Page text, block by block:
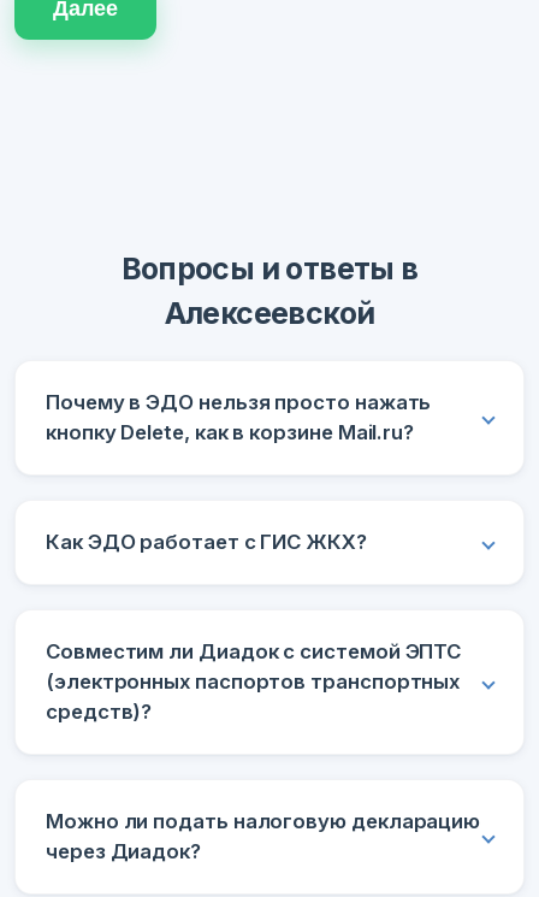
Далее
Вопросы и ответы в
Алексеевской
Почему в ЭДО нельзя просто нажать
кнопку Delete, как в корзине Mail.ru?
Как ЭДО работает с ГИС ЖКХ?
Совместим ли Диадок с системой ЭПТС
(электронных паспортов транспортных
средств)?
Можно ли подать налоговую декларацию
через Диадок?